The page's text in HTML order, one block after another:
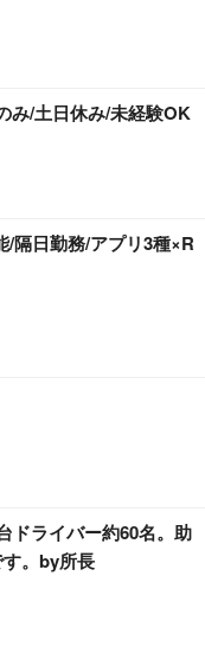
み/土日休み/未経験OK
/隔日勤務/アプリ3種×R
ドライバー約60名。助
。by所長